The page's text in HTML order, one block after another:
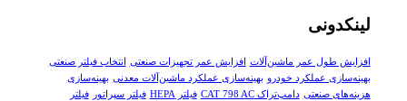
لینکدونی
افزایش طول عمر ماشین‌آلات افزایش عمر تجهیزات صنعتی
انتخاب فیلتر صنعتی
بهینه‌سازی عملکرد خودرو بهینه‌سازی عملکرد ماشین‌آلات معدنی بهینه‌سازی
هزینه‌های صنعتی دامپ‌تراک CAT 798 AC فیلتر HEPA فیلتر سپراتور
فیلتر